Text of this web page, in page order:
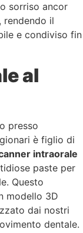
sorriso ancor
rendendo il
e condiviso fin
al
presso
è figlio di
intraorale
paste per
Questo
modello 3D
dai nostri
dentale.